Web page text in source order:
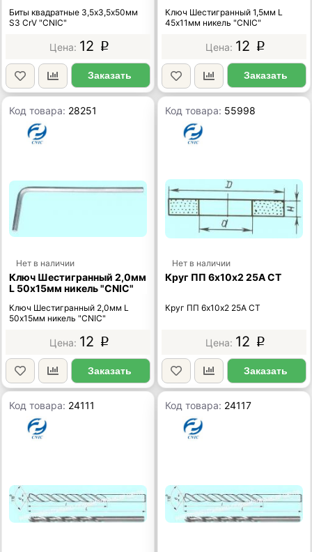
Биты квадратные 3,5х3,5х50мм
S3 CrV "CNIC"
12 p
Заказать
Ключ Шестигранный 1,5мм L
45х11мм никель "CNIC"
12 p
Заказать
Код товара: 28251
Нет в наличии
Ключ Шестигранный 2,0мм
L 50х15мм никель "CNIC"
Ключ Шестигранный 2,0мм L
50х15мм никель "CNIC"
12 p
Заказать
Код товара: 55998
Нет в наличии
Круг ПП 6х10х2 25А СТ
Круг ПП 6х10х2 25А СТ
12 p
Заказать
Код товара: 24111 Код товара: 24117